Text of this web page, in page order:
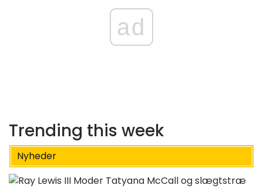
ad
Trending this week
Nyheder